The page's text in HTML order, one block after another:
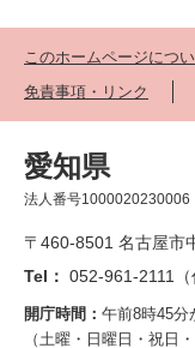
このホームページにつ
免責事項・リンク
愛知県
法人番号1000020230006
〒460-8501 名古屋市
Tel： 052-961-2111（
開庁時間： 午前8時45分
（土曜・日曜日・祝日